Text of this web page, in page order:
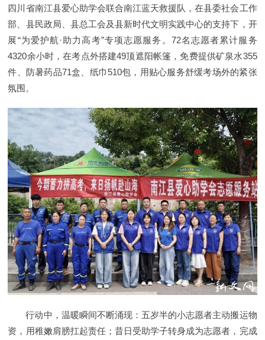
四川省南江县爱心助学会联合南江蓝天救援队，在县委社会工作
部、县民政局、县总工会及县新时代文明实践中心的支持下，开
展“为爱护航·助力高考”专项志愿服务。72名志愿者累计服务
4320余小时，在考点外搭建49顶遮阳帐篷，免费提供矿泉水355
件、防暑药品71盒、纸巾510包，用贴心服务舒缓考场外的紧张
氛围。
行动中，温暖瞬间不断涌现：五岁半的小志愿者主动搬运物
资，用稚嫩肩膀扛起责任；昔日受助学子转身成为志愿者，完成